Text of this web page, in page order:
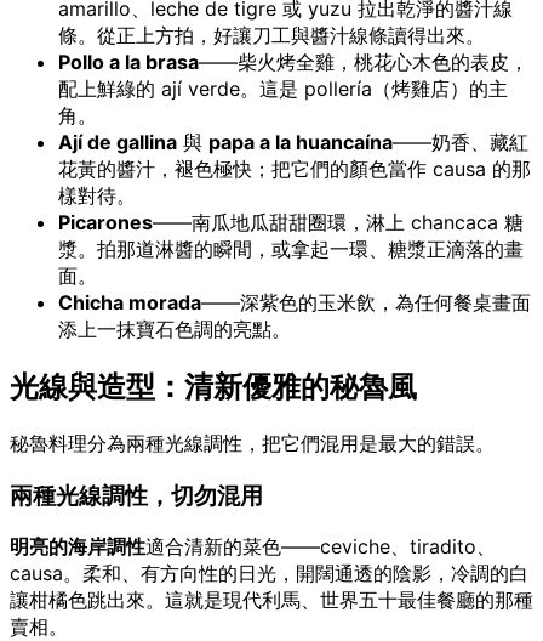
amarillo、leche de tigre 或 yuzu 拉出乾淨的醬汁線
條。從正上方拍，好讓刀工與醬汁線條讀得出來。
Pollo a la brasa——柴火烤全雞，桃花心木色的表皮，
配上鮮綠的 ají verde。這是 pollería（烤雞店）的主
角。
Ají de gallina 與 papa a la huancaína——奶香、藏紅
花黃的醬汁，褪色極快；把它們的顏色當作 causa 的那
樣對待。
Picarones——南瓜地瓜甜甜圈環，淋上 chancaca 糖
漿。拍那道淋醬的瞬間，或拿起一環、糖漿正滴落的畫
面。
Chicha morada——深紫色的玉米飲，為任何餐桌畫面
添上一抹寶石色調的亮點。
光線與造型：清新優雅的秘魯風
秘魯料理分為兩種光線調性，把它們混用是最大的錯誤。
兩種光線調性，切勿混用
明亮的海岸調性適合清新的菜色——ceviche、tiradito、
causa。柔和、有方向性的日光，開闊通透的陰影，冷調的白
讓柑橘色跳出來。這就是現代利馬、世界五十最佳餐廳的那種
賣相。